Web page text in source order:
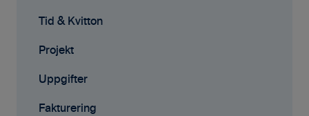
Projekt
Fakturering (ny)
Kontakter
Avtal
Tid & Kvitton
Projekt
Uppgifter
Fakturering